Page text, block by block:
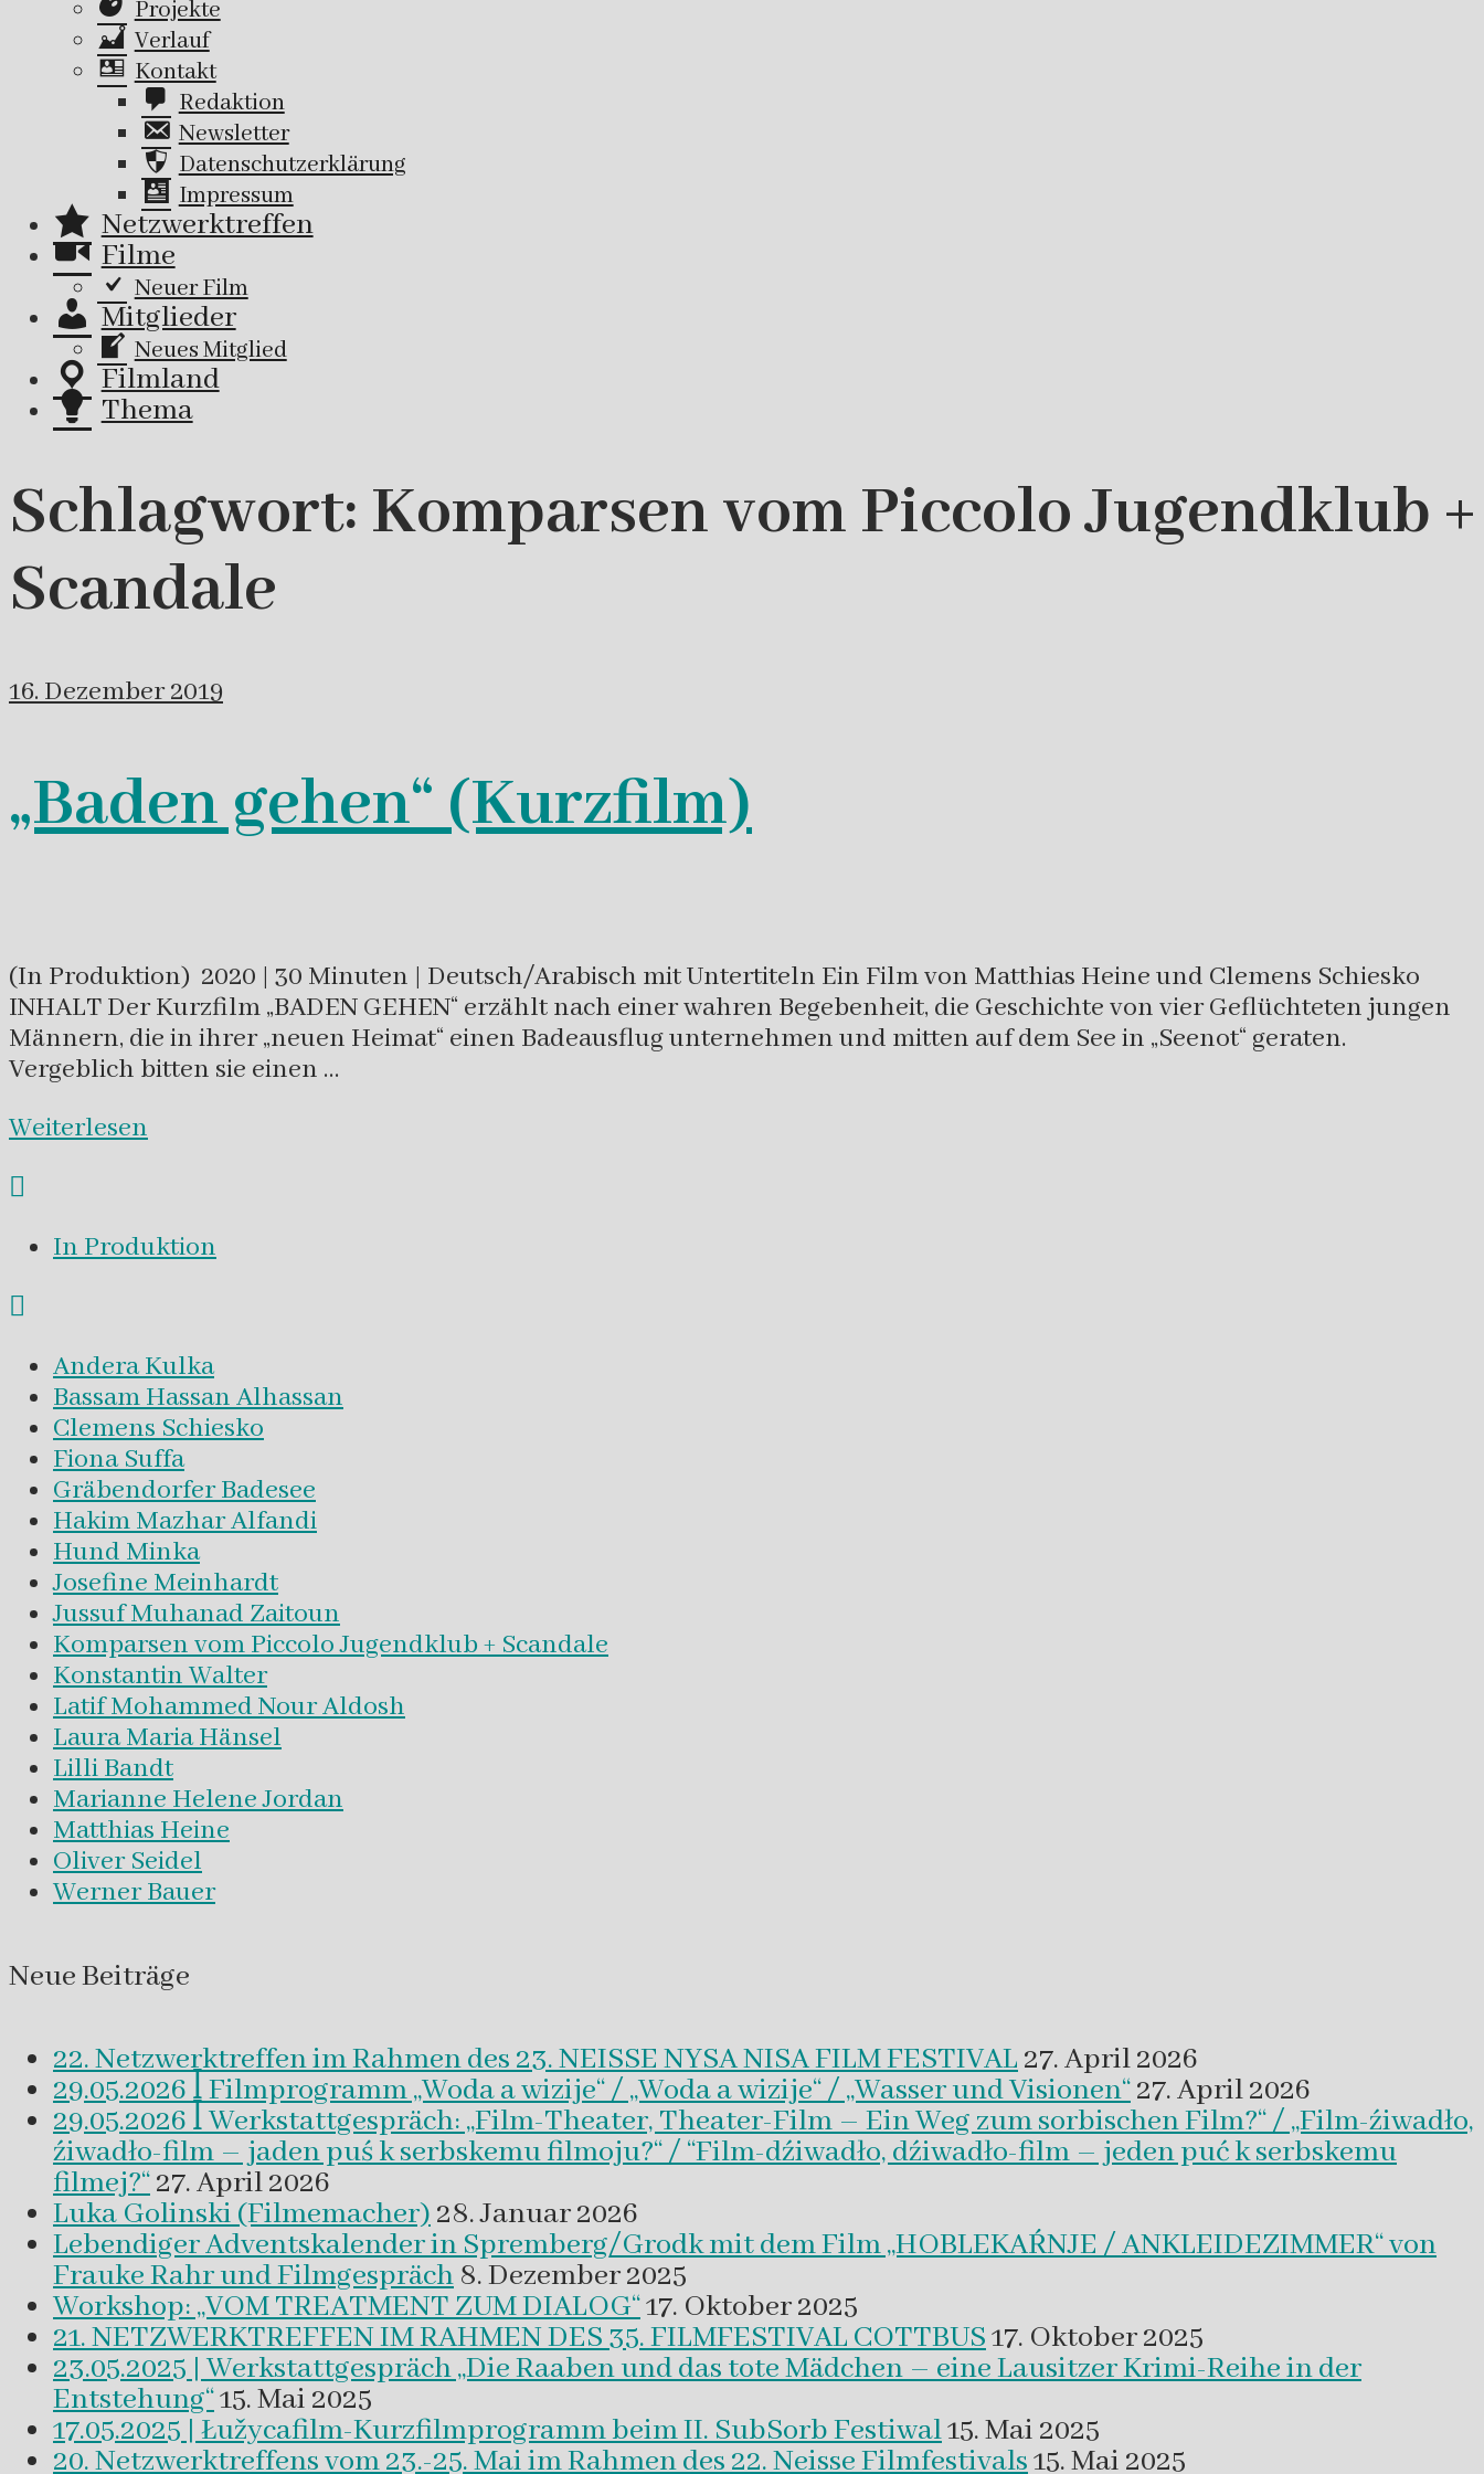
Projekte
Verlauf
Kontakt
Redaktion
Newsletter
Datenschutzerklärung
Impressum
Netzwerktreffen
Filme
Neuer Film
Mitglieder
Neues Mitglied
Filmland
Thema
Schlagwort: Komparsen vom Piccolo Jugendklub +
Scandale
16. Dezember 2019
„Baden gehen“ (Kurzfilm)
(In Produktion) 2020 | 30 Minuten | Deutsch/Arabisch mit Untertiteln Ein Film von Matthias Heine und Clemens Schiesko
INHALT Der Kurzfilm „BADEN GEHEN“ erzählt nach einer wahren Begebenheit, die Geschichte von vier Geflüchteten jungen
Männern, die in ihrer „neuen Heimat“ einen Badeausflug unternehmen und mitten auf dem See in „Seenot“ geraten.
Vergeblich bitten sie einen …
Weiterlesen
In Produktion
Andera Kulka
Bassam Hassan Alhassan
Clemens Schiesko
Fiona Suffa
Gräbendorfer Badesee
Hakim Mazhar Alfandi
Hund Minka
Josefine Meinhardt
Jussuf Muhanad Zaitoun
Komparsen vom Piccolo Jugendklub + Scandale
Konstantin Walter
Latif Mohammed Nour Aldosh
Laura Maria Hänsel
Lilli Bandt
Marianne Helene Jordan
Matthias Heine
Oliver Seidel
Werner Bauer
Neue Beiträge
22. Netzwerktreffen im Rahmen des 23. NEISSE NYSA NISA FILM FESTIVAL27. April 2026
29.05.2026 ꟾ Filmprogramm „Woda a wizije“ / „Woda a wizije“ / „Wasser und Visionen“27. April 2026
29.05.2026 ꟾ Werkstattgespräch: „Film-Theater, Theater-Film – Ein Weg zum sorbischen Film?“ / „Film-źiwadło,
źiwadło-film – jaden puś k serbskemu filmoju?“ / “Film-dźiwadło, dźiwadło-film – jeden puć k serbskemu
filmej?“27. April 2026
Luka Golinski (Filmemacher)28. Januar 2026
Lebendiger Adventskalender in Spremberg/Grodk mit dem Film „HOBLEKAŔNJE / ANKLEIDEZIMMER“ von
Frauke Rahr und Filmgespräch 8. Dezember 2025
Workshop: „VOM TREATMENT ZUM DIALOG“17. Oktober 2025
21. NETZWERKTREFFEN IM RAHMEN DES 35. FILMFESTIVAL COTTBUS17. Oktober 2025
23.05.2025 | Werkstattgespräch „Die Raaben und das tote Mädchen – eine Lausitzer Krimi-Reihe in der
Entstehung“15. Mai 2025
17.05.2025 | Łužycafilm-Kurzfilmprogramm beim II. SubSorb Festiwal15. Mai 2025
20. Netzwerktreffens vom 23.-25. Mai im Rahmen des 22. Neisse Filmfestivals15. Mai 2025